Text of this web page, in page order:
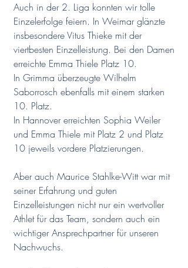
Auch in der 2. Liga konnten wir tolle
Einzelerfolge feiern. In Weimar glänzte
insbesondere Vitus Thieke mit der
viertbesten Einzelleistung. Bei den Damen
erreichte Emma Thiele Platz 10.
In Grimma überzeugte Wilhelm
Saborrosch ebenfalls mit einem starken
10. Platz.
In Hannover erreichten Sophia Weiler
und Emma Thiele mit Platz 2 und Platz
10 jeweils vordere Platzierungen.
Aber auch Maurice Stahlke-Witt war mit
seiner Erfahrung und guten
Einzelleistungen nicht nur ein wertvoller
Athlet für das Team, sondern auch ein
wichtiger Ansprechpartner für unseren
Nachwuchs.